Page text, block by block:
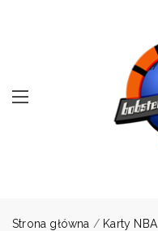
Strona główna / Karty NBA